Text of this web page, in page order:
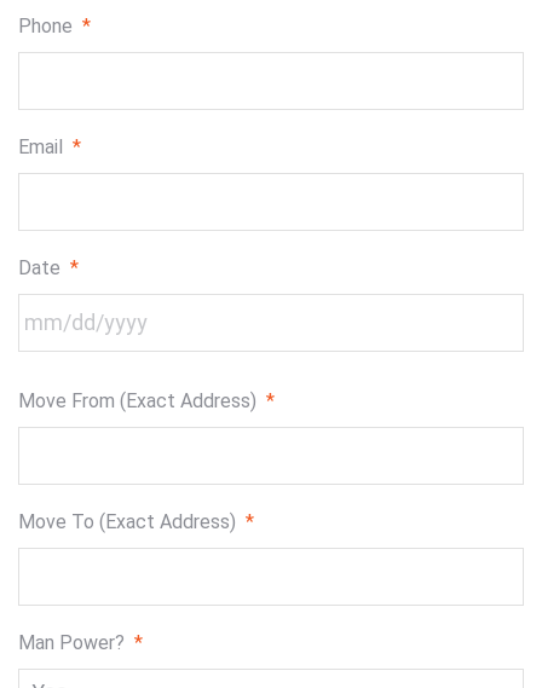
Phone *
Email *
Date *
slash
slash
YYYY
Move From (Exact Address) *
Move To (Exact Address) *
Man Power? *